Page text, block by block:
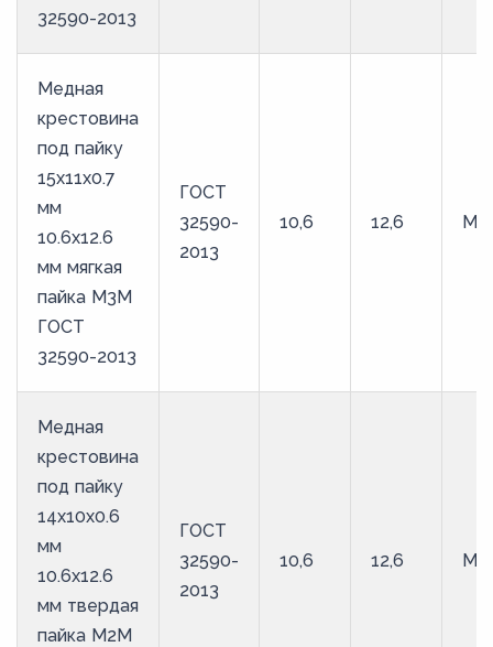
32590-2013
Медная
крестовина
под пайку
15х11х0.7
мм
10.6х12.6
мм мягкая
пайка М3М
ГОСТ
32590-2013
ГОСТ
32590-
2013
10,6 12,6
Медная
крестовина
под пайку
14х10х0.6
мм
10.6х12.6
мм твердая
пайка М2М
ГОСТ
32590-
2013
10,6 12,6